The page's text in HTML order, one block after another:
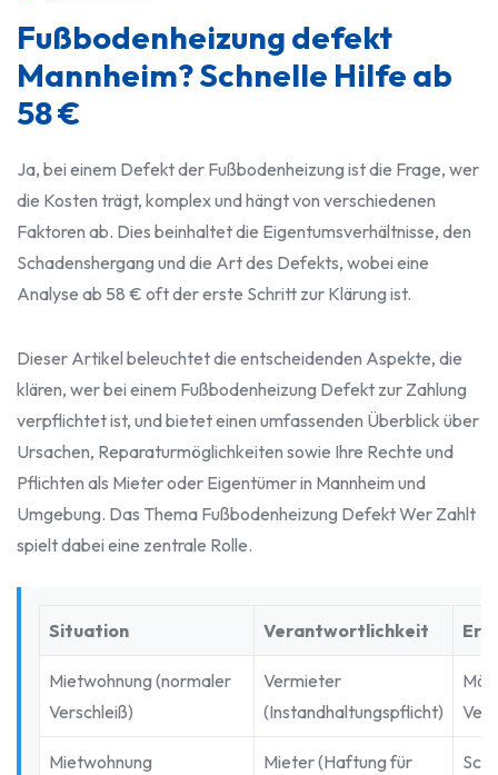
Fußbodenheizung defekt
Mannheim? Schnelle Hilfe ab
58 €
Ja, bei einem Defekt der Fußbodenheizung ist die Frage, wer
die Kosten trägt, komplex und hängt von verschiedenen
Faktoren ab. Dies beinhaltet die Eigentumsverhältnisse, den
Schadenshergang und die Art des Defekts, wobei eine
Analyse ab 58 € oft der erste Schritt zur Klärung ist.
Dieser Artikel beleuchtet die entscheidenden Aspekte, die
klären, wer bei einem Fußbodenheizung Defekt zur Zahlung
verpflichtet ist, und bietet einen umfassenden Überblick über
Ursachen, Reparaturmöglichkeiten sowie Ihre Rechte und
Pflichten als Mieter oder Eigentümer in Mannheim und
Umgebung. Das Thema Fußbodenheizung Defekt Wer Zahlt
spielt dabei eine zentrale Rolle.
Situation Verantwortlichkeit
Mietwohnung (normaler
Verschleiß)
Vermieter
(Instandhaltungspflicht)
Mietwohnung
Mieter (Haftung für